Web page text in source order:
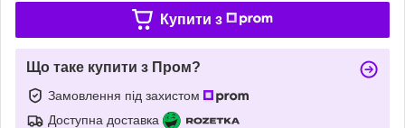
Купити з
Що таке купити з Пром?
Замовлення під захистом
Доступна доставка